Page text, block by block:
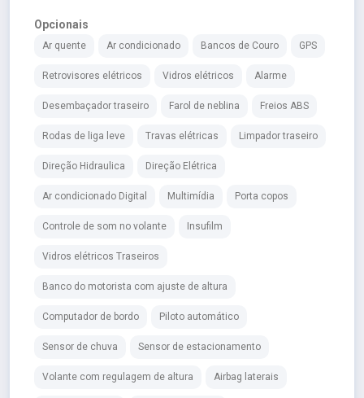
Opcionais
Ar quente Ar condicionado Bancos de Couro GPS
Retrovisores elétricos Vidros elétricos Alarme
Desembaçador traseiro Farol de neblina Freios ABS
Rodas de liga leve Travas elétricas Limpador traseiro
Direção Hidraulica Direção Elétrica
Ar condicionado Digital Multimídia Porta copos
Controle de som no volante Insufilm
Vidros elétricos Traseiros
Banco do motorista com ajuste de altura
Computador de bordo Piloto automático
Sensor de chuva Sensor de estacionamento
Volante com regulagem de altura Airbag laterais